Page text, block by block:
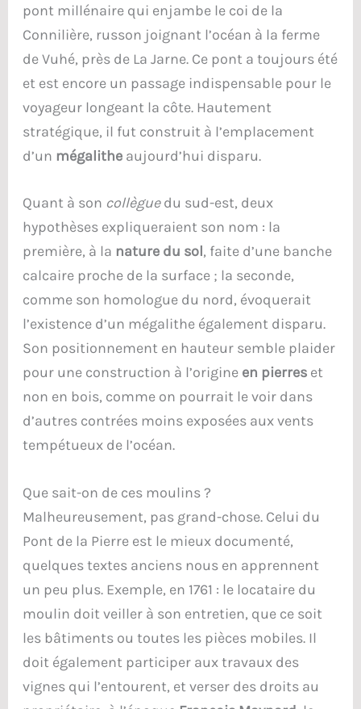
pont millénaire qui enjambe le coi de la
Connilière, russon joignant l’océan à la ferme
de Vuhé, près de La Jarne. Ce pont a toujours été
et est encore un passage indispensable pour le
voyageur longeant la côte. Hautement
stratégique, il fut construit à l’emplacement
d’un mégalitheaujourd’hui disparu.
Quant à son collèguedu sud-est, deux
hypothèses expliqueraient son nom : la
première, à la nature du sol, faite d’une banche
calcaire proche de la surface ; la seconde,
comme son homologue du nord, évoquerait
l’existence d’un mégalithe également disparu.
Son positionnement en hauteur semble plaider
pour une construction à l’origine en pierreset
non en bois, comme on pourrait le voir dans
d’autres contrées moins exposées aux vents
tempétueux de l’océan.
Que sait-on de ces moulins ?
Malheureusement, pas grand-chose. Celui du
Pont de la Pierre est le mieux documenté,
quelques textes anciens nous en apprennent
un peu plus. Exemple, en 1761 : le locataire du
moulin doit veiller à son entretien, que ce soit
les bâtiments ou toutes les pièces mobiles. Il
doit également participer aux travaux des
vignes qui l’entourent, et verser des droits au